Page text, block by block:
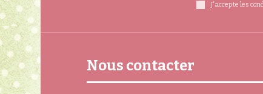
J'accepte les
Nous contacter